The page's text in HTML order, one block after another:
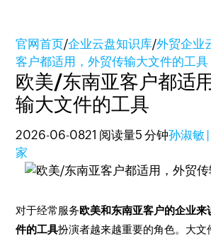
官网首页/企业云盘知识库/外贸企业
客户都适用，外贸传输大文件的工具
欧美/东南亚客户都适
输大文件的工具
2026-06-0821 阅读量5 分钟孙淑敏
家
对于经常服务欧美和东南亚客户的企业来
件的工具扮演者越来越重要的角色。大文